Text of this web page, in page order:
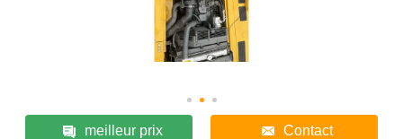
meilleur prix Contact